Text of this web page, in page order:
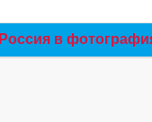
Россия в